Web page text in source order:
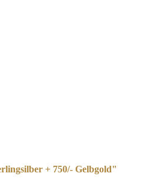
+ 750/- Gelbgold"